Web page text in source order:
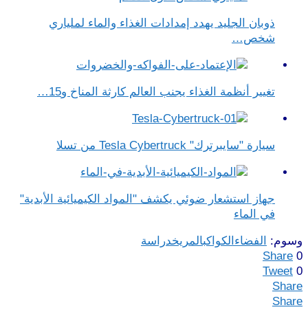
ذوبان الجليد يهدد إمدادات الغذاء والماء لملياري
شخص…
تغيير أنظمة الغذاء يجنب العالم كارثة المناخ و15…
سيارة "سايبرترك" Tesla Cybertruck من تسلا
جهاز استشعار ضوئي يكشف "المواد الكيميائية الأبدية"
في الماء
وسوم: الفضاء الكواكبالمريخدراسة
Share 0
Tweet 0
Share
Share